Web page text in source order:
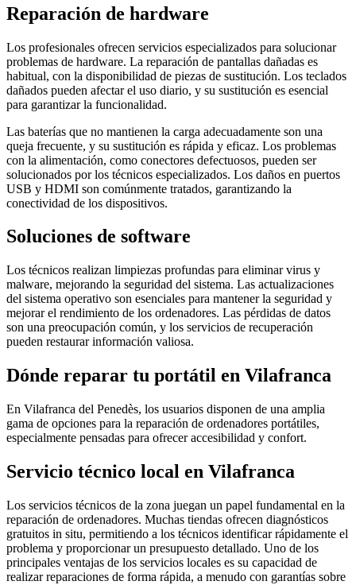
Reparación de hardware
Los profesionales ofrecen servicios especializados para solucionar
problemas de hardware. La reparación de pantallas dañadas es
habitual, con la disponibilidad de piezas de sustitución. Los teclados
dañados pueden afectar el uso diario, y su sustitución es esencial
para garantizar la funcionalidad.
Las baterías que no mantienen la carga adecuadamente son una
queja frecuente, y su sustitución es rápida y eficaz. Los problemas
con la alimentación, como conectores defectuosos, pueden ser
solucionados por los técnicos especializados. Los daños en puertos
USB y HDMI son comúnmente tratados, garantizando la
conectividad de los dispositivos.
Soluciones de software
Los técnicos realizan limpiezas profundas para eliminar virus y
malware, mejorando la seguridad del sistema. Las actualizaciones
del sistema operativo son esenciales para mantener la seguridad y
mejorar el rendimiento de los ordenadores. Las pérdidas de datos
son una preocupación común, y los servicios de recuperación
pueden restaurar información valiosa.
Dónde reparar tu portátil en Vilafranca
En Vilafranca del Penedès, los usuarios disponen de una amplia
gama de opciones para la reparación de ordenadores portátiles,
especialmente pensadas para ofrecer accesibilidad y confort.
Servicio técnico local en Vilafranca
Los servicios técnicos de la zona juegan un papel fundamental en la
reparación de ordenadores. Muchas tiendas ofrecen diagnósticos
gratuitos in situ, permitiendo a los técnicos identificar rápidamente el
problema y proporcionar un presupuesto detallado. Uno de los
principales ventajas de los servicios locales es su capacidad de
realizar reparaciones de forma rápida, a menudo con garantías sobre